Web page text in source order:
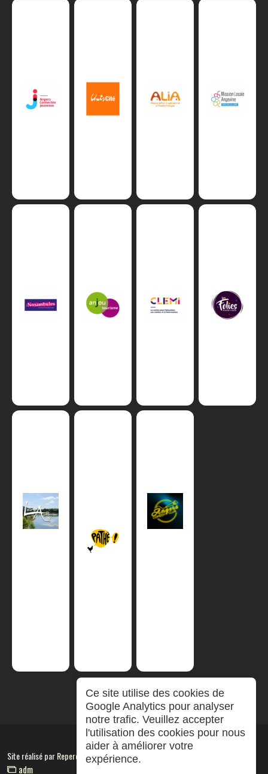
Site réalisé parRepereCom
adm
Ce site utilise des cookies de
Google Analytics pour analyser
notre trafic. Veuillez accepter
l'utilisation des cookies pour nous
aider à améliorer votre
expérience.